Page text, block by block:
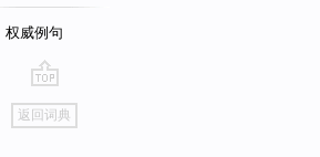
权威例句
go
top
返回词典